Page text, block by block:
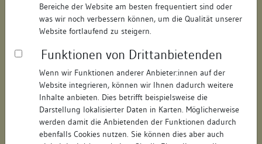
Bereiche der Website am besten frequentiert sind oder
was wir noch verbessern können, um die Qualität unserer
Website fortlaufend zu steigern.
Funktionen von Drittanbietenden
Wenn wir Funktionen anderer Anbieter:innen auf der
Website integrieren, können wir Ihnen dadurch weitere
Inhalte anbieten. Dies betrifft beispielsweise die
Darstellung lokalisierter Daten in Karten. Möglicherweise
werden damit die Anbietenden der Funktionen dadurch
ebenfalls Cookies nutzen. Sie können dies aber auch
Straße: Solitude
Hausnummer: keine
Postleitzahl: 70197
Stadt-Teilort: Stuttgart
Regierungsbezirk: Stuttgart
Stuttgart (Stadtkreis)